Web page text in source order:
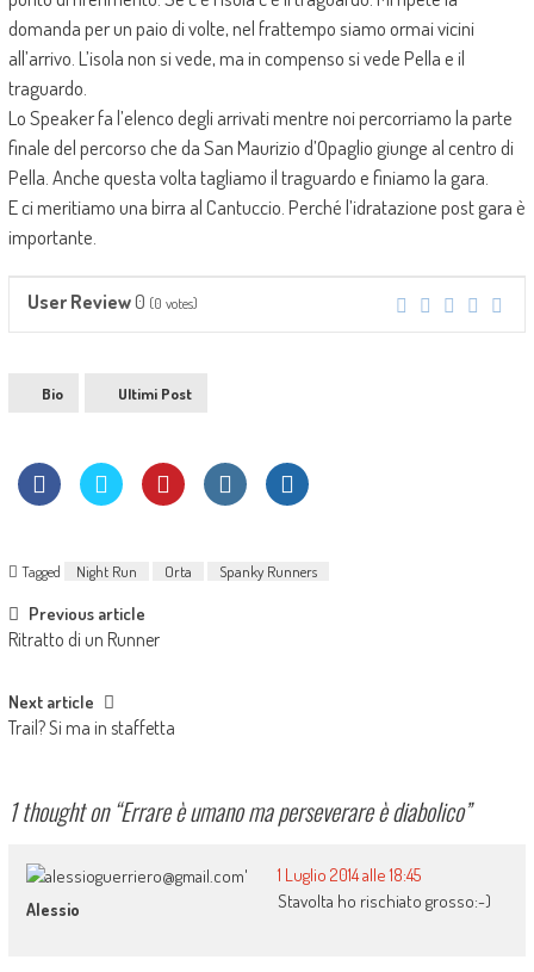
domanda per un paio di volte, nel frattempo siamo ormai vicini
all’arrivo. L’isola non si vede, ma in compenso si vede Pella e il
traguardo.
Lo Speaker fa l’elenco degli arrivati mentre noi percorriamo la parte
finale del percorso che da San Maurizio d’Opaglio giunge al centro di
Pella. Anche questa volta tagliamo il traguardo e finiamo la gara.
E ci meritiamo una birra al Cantuccio. Perché l’idratazione post gara è
importante.
User Review0 (0 votes)
Bio Ultimi Post
Tagged Night Run Orta Spanky Runners
Previous article
Ritratto di un Runner
Next article
Trail? Si ma in staffetta
1 thought on “Errare è umano ma perseverare è diabolico”
Alessio
1 Luglio 2014 alle 18:45
Stavolta ho rischiato grosso:-)